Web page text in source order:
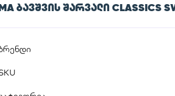
ᲑᲐᲕᲨᲕᲘᲡ ᲨᲐᲠᲕᲐᲚᲘ CLASSICS